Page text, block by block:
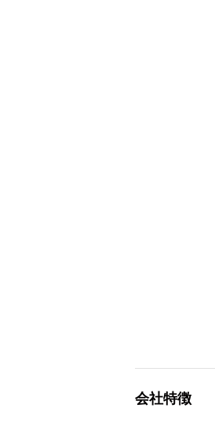
会社特徴